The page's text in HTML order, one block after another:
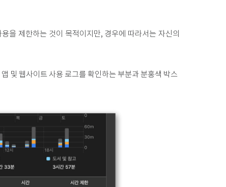
을 제한하는 것이 목적이지만, 경우에 따라서는 자신의
및 웹사이트 사용 로그를 확인하는 부분과 분홍색 박스